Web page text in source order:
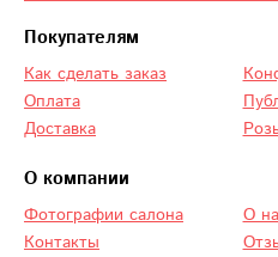
Покупателям
Как сделать заказ
Оплата
Доставка
О компании
Фотографии салона
Контакты
О